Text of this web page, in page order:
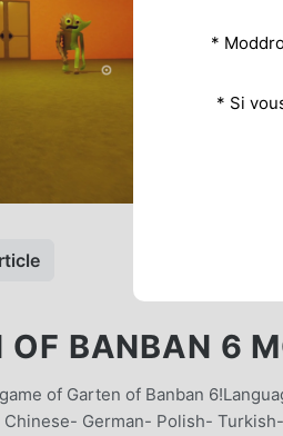
OF BANBAN 6
of Garten of Banban
German- Polish-
*
* Si